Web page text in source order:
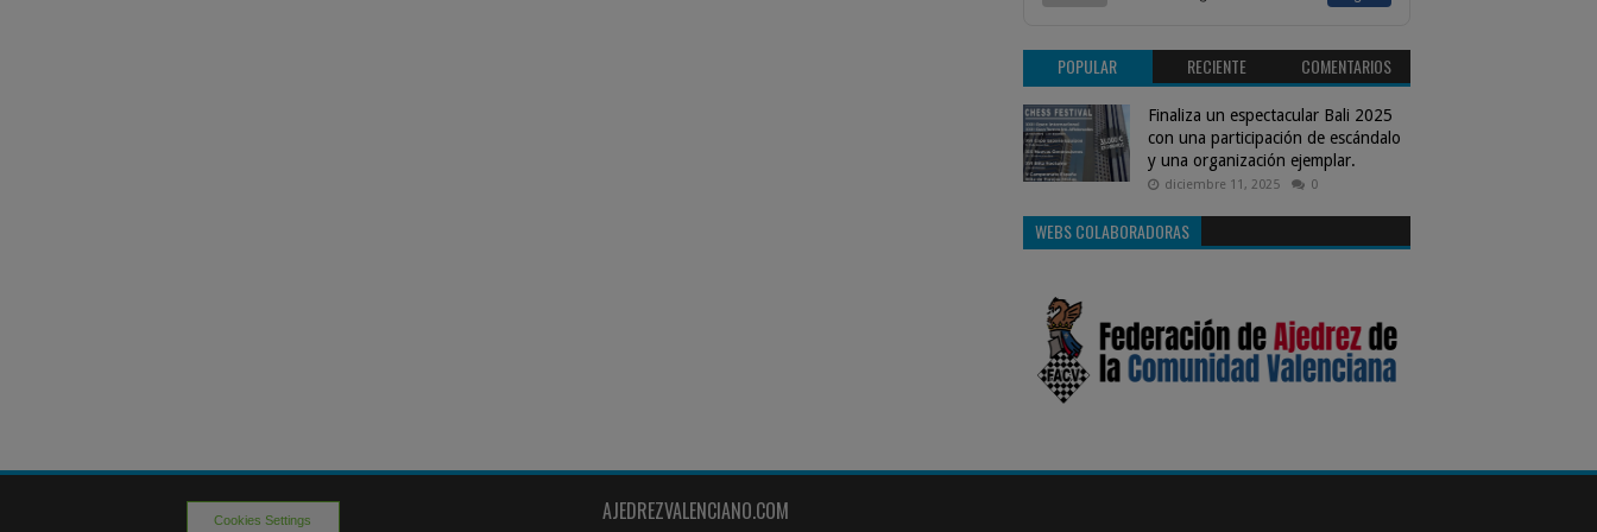
POPULAR RECIENTE COMENTARIOS
Finaliza un espectacular Bali 2025
con una participación de escándalo
y una organización ejemplar.
diciembre 11, 2025 0
WEBS COLABORADORAS
Cookies Settings AJEDREZVALENCIANO.COM